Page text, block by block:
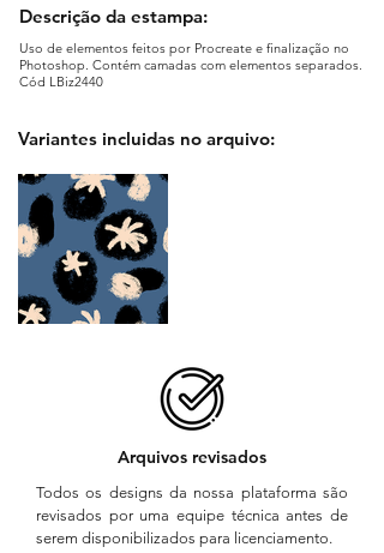
Descrição da estampa:
Uso de elementos feitos por Procreate e finalização no
Photoshop. Contém camadas com elementos separados.
Cód LBiz2440
Variantes incluidas no arquivo:
Arquivos revisados
Todos os designs da nossa plataforma são
revisados por uma equipe técnica antes de
serem disponibilizados para licenciamento.